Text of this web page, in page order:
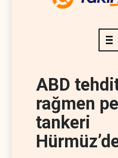
ABD
rağmen
tankeri